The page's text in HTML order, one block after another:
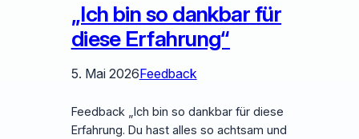
„Ich bin so dankbar für
diese Erfahrung“
5. Mai 2026Feedback
Feedback „Ich bin so dankbar für diese
Erfahrung. Du hast alles so achtsam und